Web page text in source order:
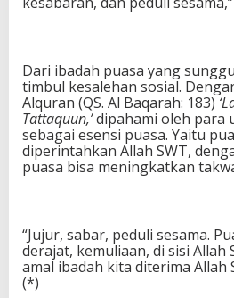
Dari ibadah puasa yang
timbul kesalehan sosial.
Alquran (QS. Al Baqarah: 183)
Tattaquun,’dipahami oleh para
sebagai esensi puasa. Yaitu
diperintahkan Allah SWT,
puasa bisa meningkatkan
“Jujur, sabar, peduli sesama.
derajat, kemuliaan, di sisi Allah
amal ibadah kita diterima Allah
(*)